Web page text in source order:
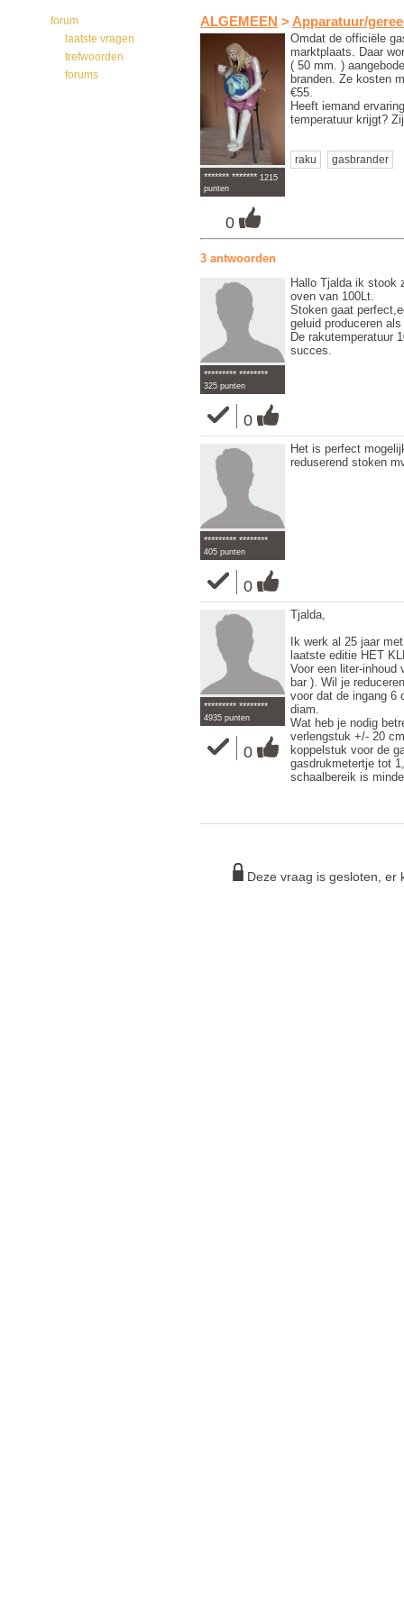
forum
laatste vragen
trefwoorden
forums
ALGEMEEN > Apparatuur/
******* ******* 1215
punten
0
Omdat de officiële
marktplaats. Daar
( 50 mm. )
branden. Ze kosten
€55.
Heeft iemand
temperatuur krijgt?
raku gasbrander
3 antwoorden
********* ********
325 punten
0
Hallo Tjalda ik stook
oven van 100Lt.
Stoken gaat
geluid produceren
De rakutemperatuur
succes.
********* ********
405 punten
0
Het is perfect
reduserend stoken
********* ********
4935 punten
0
Tjalda,
Ik werk al 25 jaar
laatste editie HET
Voor een liter-inhoud
bar ). Wil je
voor dat de ingang 6
diam.
Wat heb je nodig
verlengstuk +/- 20
koppelstuk voor de
gasdrukmetertje tot
schaalbereik is
Deze vraag is gesloten, er